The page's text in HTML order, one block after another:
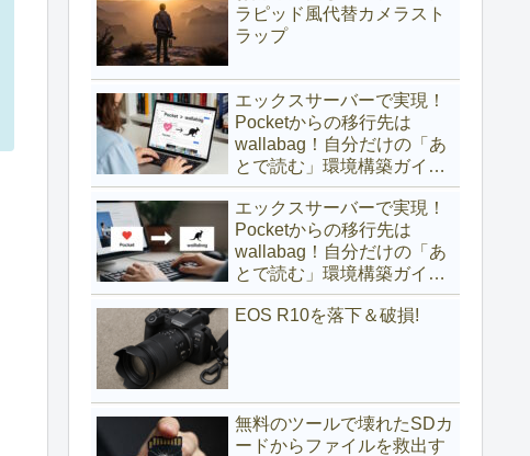
ラピッド風代替カメラスト
ラップ
エックスサーバーで実現！
Pocketからの移行先は
wallabag！自分だけの「あ
とで読む」環境構築ガイド
(サブディレクトリ編)
エックスサーバーで実現！
Pocketからの移行先は
wallabag！自分だけの「あ
とで読む」環境構築ガイド
(サブドメイン編)
EOS R10を落下＆破損!
無料のツールで壊れたSDカ
ードからファイルを救出す